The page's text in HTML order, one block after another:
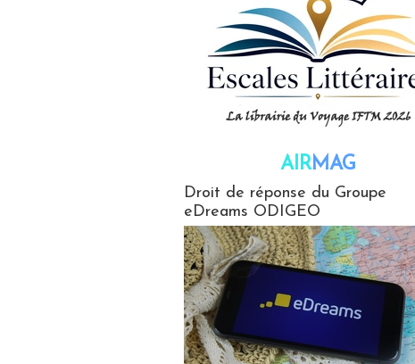
AIRMAG
Droit de réponse du Groupe
eDreams ODIGEO